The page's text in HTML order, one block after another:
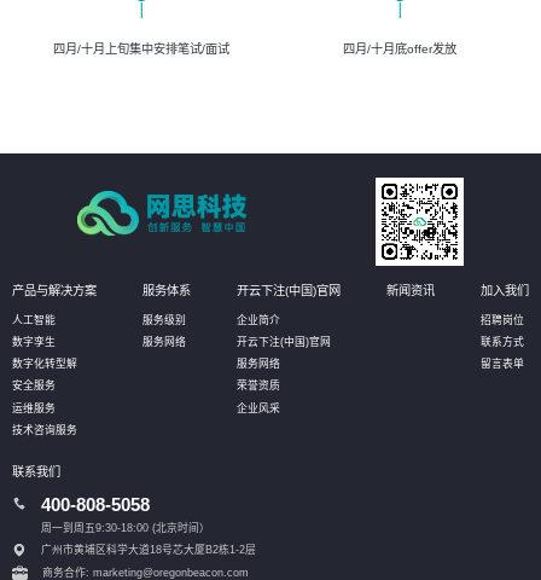
四月/十月上旬集中安排笔试/面试 四月/十月底offer发放
产品与解决方案
人工智能
数字孪生
数字化转型解
安全服务
运维服务
技术咨询服务
服务体系
服务级别
服务网络
开云下注(中国)官网
企业简介
开云下注(中国)官网
服务网络
荣誉资质
企业风采
新闻资讯 加入我们
招聘岗位
联系方式
留言表单
联系我们
400-808-5058
周一到周五9:30-18:00 (北京时间）
广州市黄埔区科学大道18号芯大厦B2栋1-2层
商务合作: marketing@oregonbeacon.com